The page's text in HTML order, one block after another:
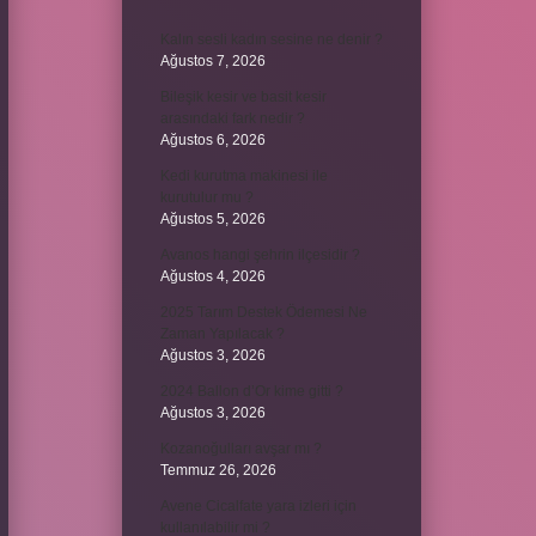
Ağustos 7, 2026
Ağustos 6, 2026
Ağustos 5, 2026
Ağustos 4, 2026
Ağustos 3, 2026
Ağustos 3, 2026
Temmuz 26, 2026